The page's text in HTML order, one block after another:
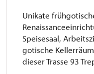
Unikate
Speisesaal,
gotische
dieser Trasse 93